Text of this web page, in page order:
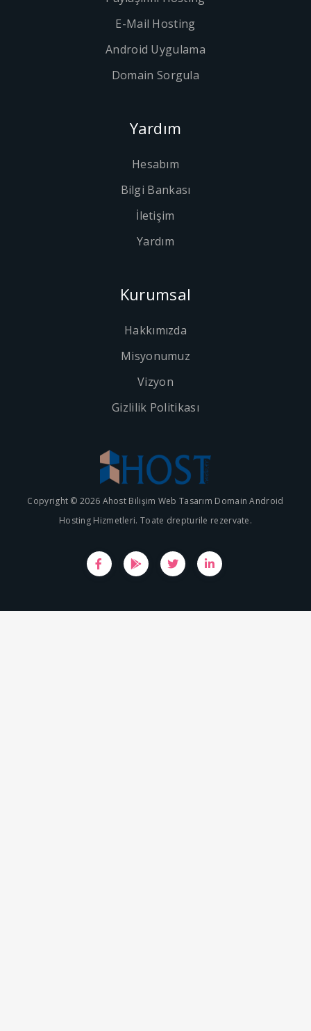
E-Mail Hosting
Android Uygulama
Domain Sorgula
Yardım
Hesabım
Bilgi Bankası
İletişim
Yardım
Kurumsal
Hakkımızda
Misyonumuz
Vizyon
Gizlilik Politikası
Copyright © 2026 Ahost Bilişim Web Tasarım Domain Android
Hosting Hizmetleri. Toate drepturile rezervate.